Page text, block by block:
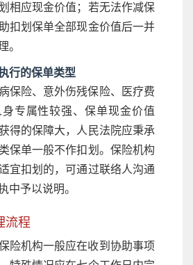
相应现金价值；若无法作减保
扣划保单全部现金价值后一并
。
行的保单类型
保险、意外伤残保险、医疗费
专属性较强、保单现金价值
得的保障大，人民法院应秉承
保单一般不作扣划。保险机构
宜扣划的，可通过联络人沟通
中予以说明。
流程
险机构一般应在收到协助事项